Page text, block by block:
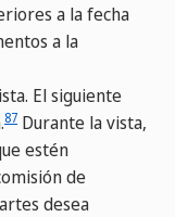
a la fecha
a la
El siguiente
87 Durante la vista,
estén
de
desea